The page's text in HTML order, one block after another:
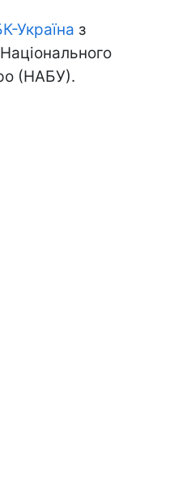
Україна з
Національного
(НАБУ).